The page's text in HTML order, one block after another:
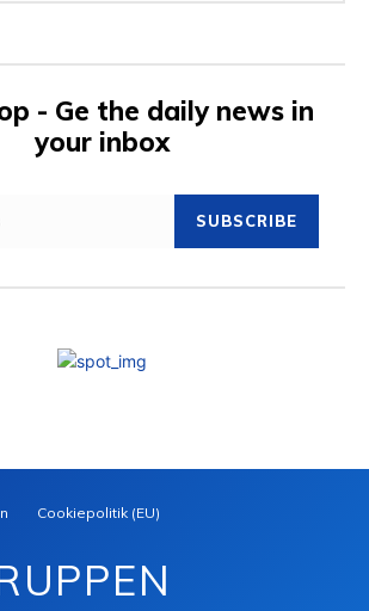
- Ge the daily news in
your inbox
SUBSCRIBE
Cookiepolitik (EU)